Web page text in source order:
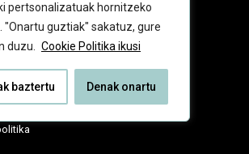
pertsonalizatuak hornitzeko
guztiak" sakatuz, gure
duzu.
Cookie Politika ikusi
baztertu Denak onartu
jakin@jakin.eus